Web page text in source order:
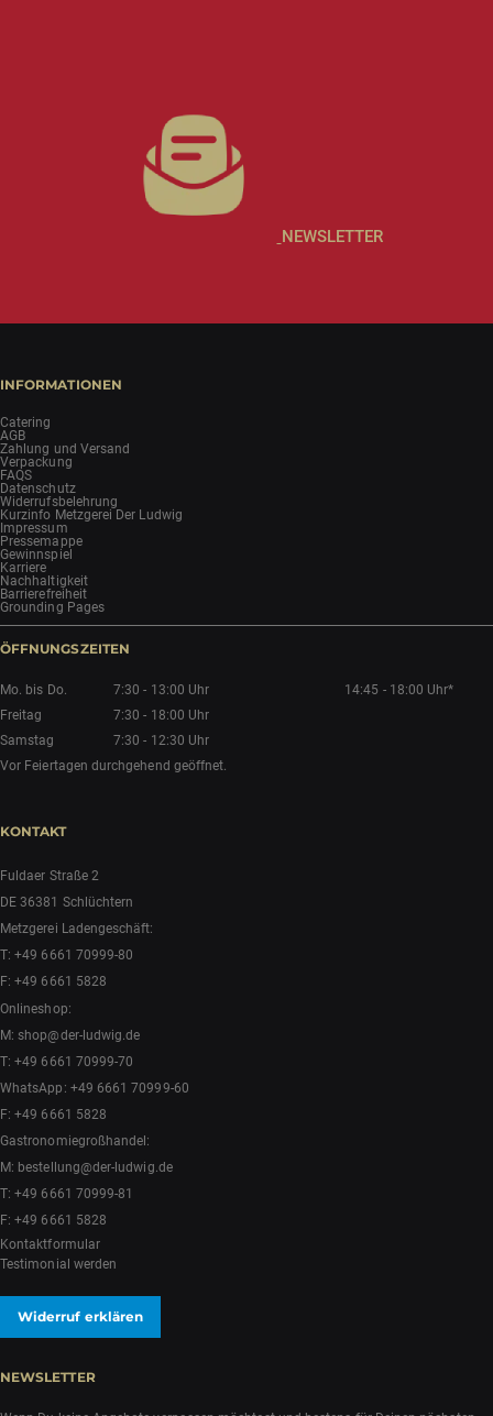
NEWSLETTER
INFORMATIONEN
Catering
AGB
Zahlung und Versand
Verpackung
FAQS
Datenschutz
Widerrufsbelehrung
Kurzinfo Metzgerei Der Ludwig
Impressum
Pressemappe
Gewinnspiel
Karriere
Nachhaltigkeit
Barrierefreiheit
Grounding Pages
ÖFFNUNGSZEITEN
Mo. bis Do. 7:30 - 13:00 Uhr
14:45 - 18:00 Uhr*
Freitag
7:30 - 18:00 Uhr
Samstag
7:30 - 12:30 Uhr
Vor Feiertagen durchgehend geöffnet.
KONTAKT
Fuldaer Straße 2
DE 36381 Schlüchtern
Metzgerei Ladengeschäft:
T:+49 6661 70999-80
F: +49 6661 5828
Onlineshop:
M:shop@der-ludwig.de
T:+49 6661 70999-70
WhatsApp: +49 6661 70999-60
F: +49 6661 5828
Gastronomiegroßhandel:
M: bestellung@der-ludwig.de
T:+49 6661 70999-81
F: +49 6661 5828
Kontaktformular
Testimonial werden
Widerruf erklären
NEWSLETTER